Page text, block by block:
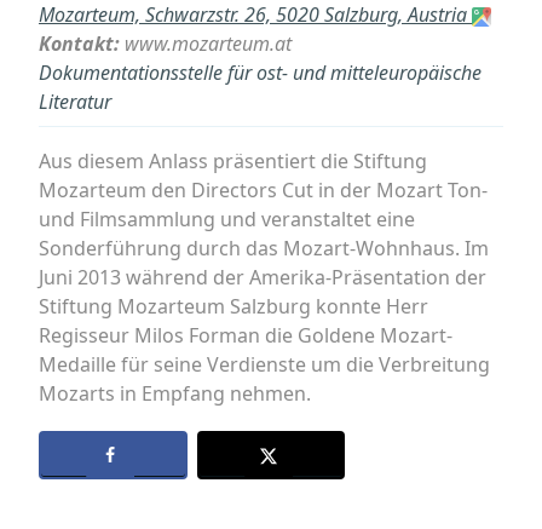
Mozarteum, Schwarzstr. 26, 5020 Salzburg, Austria
Kontakt: www.mozarteum.at
Dokumentationsstelle für ost- und mitteleuropäische
Literatur
Aus diesem Anlass präsentiert die Stiftung
Mozarteum den Directors Cut in der Mozart Ton-
und Filmsammlung und veranstaltet eine
Sonderführung durch das Mozart-Wohnhaus. Im
Juni 2013 während der Amerika-Präsentation der
Stiftung Mozarteum Salzburg konnte Herr
Regisseur Milos Forman die Goldene Mozart-
Medaille für seine Verdienste um die Verbreitung
Mozarts in Empfang nehmen.